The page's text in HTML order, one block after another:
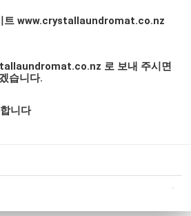
트 www.crystallaundromat.co.nz
로 보내 주시면
습니다.
다